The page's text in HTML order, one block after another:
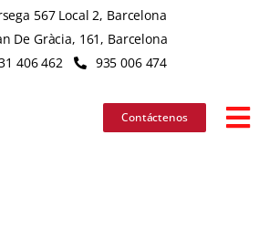
567 Local 2, Barcelona
De Gràcia, 161, Barcelona
406 462
935 006 474
Contáctenos